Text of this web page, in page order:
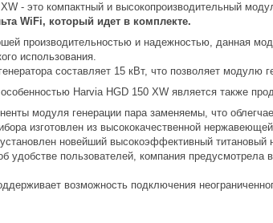
- это компактный и высокопроизводительный
WiFi, который идет в комплекте.
производительностью и надежностью, данная
использования.
составляет 15 кВт, что позволяет модулю
Harvia HGD 150 XW является также
модуля генерации пара заменяемы, что
изготовлен из высококачественной
новейший высокоэффективный
удобстве пользователей, компания
возможность подключения